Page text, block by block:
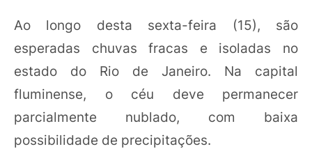
Ao longo desta sexta-feira (15), são
esperadas chuvas fracas e isoladas no
estado do Rio de Janeiro. Na capital
fluminense, o céu deve permanecer
parcialmente nublado, com baixa
possibilidade de precipitações.